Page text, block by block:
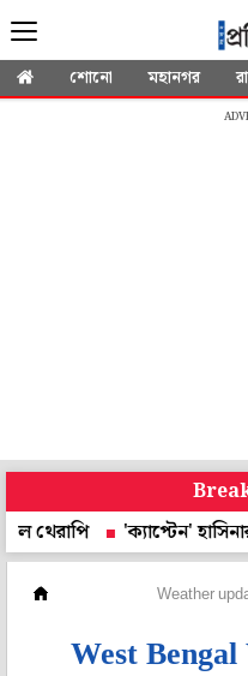
শোনো মহানগর
'ক্যাপ্টেন' হাসিনার মতো
Weather
West